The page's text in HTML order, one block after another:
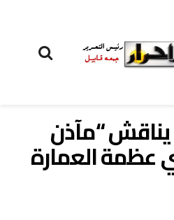
يناقش “مآذن
عظمة العمارة